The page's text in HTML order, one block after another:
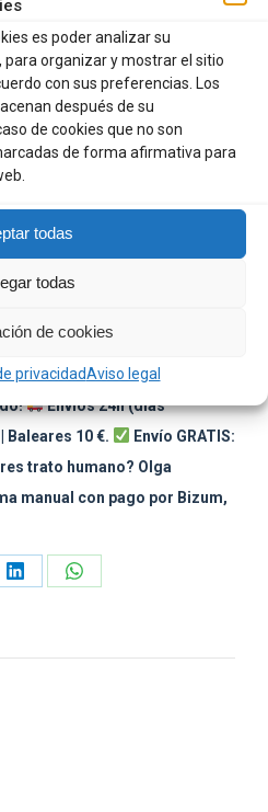
es poder analizar su
para organizar y mostrar el sitio
con sus preferencias. Los
después de su
de cookies que no son
de forma afirmativa para
todas
todas
de cookies
privacidadAviso legal
diseñado para
en los días fríos y
Confeccionado en
(4000 mm) y cosido con
máxima protección
Envíos 24h (días
Baleares 10 €.
Envío GRATIS:
trato humano? Olga
manual con pago por Bizum,
Share
Share